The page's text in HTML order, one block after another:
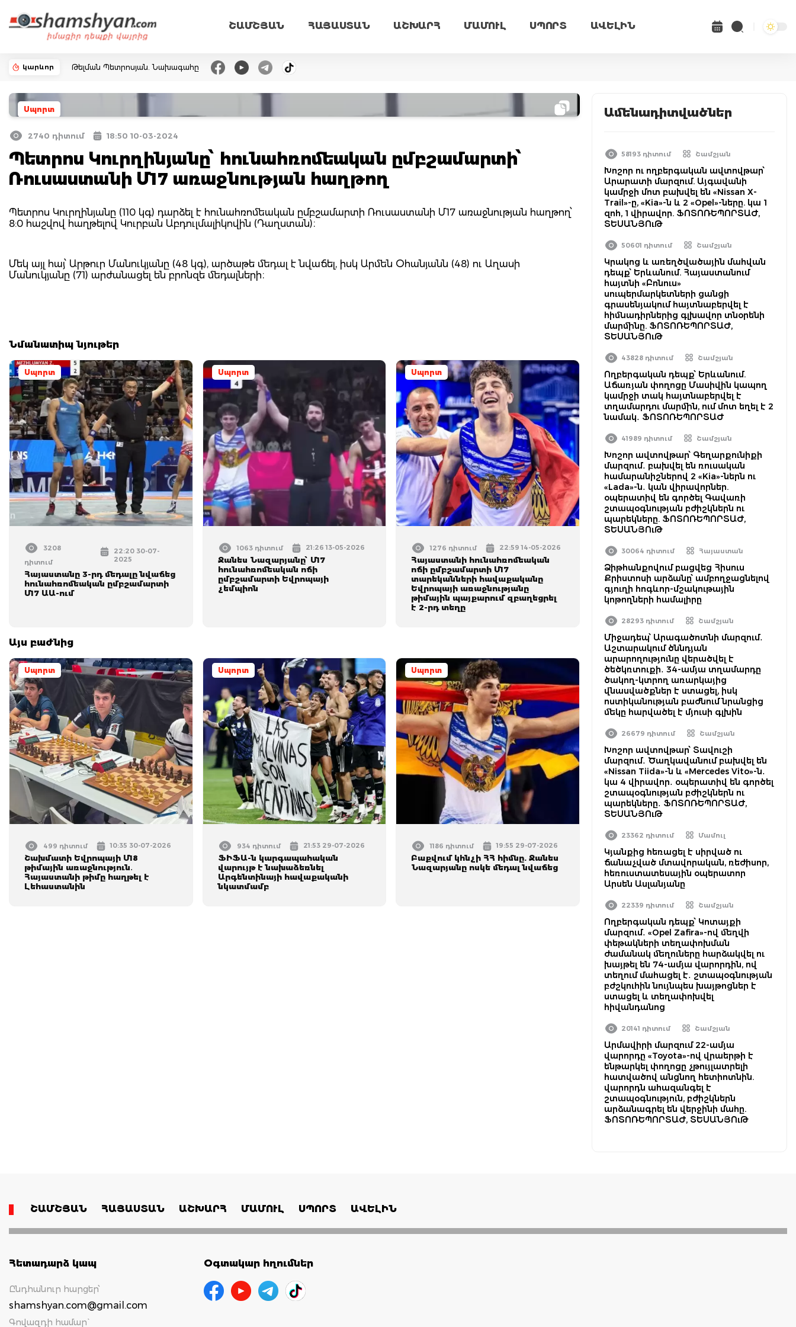
ՇԱՄՇՅԱՆ ՀԱՅԱՍՏԱՆ ԱՇԽԱՐՀ ՄԱՄՈՒԼ ՍՊՈՐՏ ԱՎԵԼԻՆ
կարևոր Թելման Պետրոսյան. Նախագահը
Սպորտ
2740 դիտում 18:50 10-03-2024
Պետրոս Կուրղինյանը՝ հունահռոմեական ըմբշամարտի՝
Ռուսաստանի Մ17 առաջնության հաղթող
Պետրոս Կուրղինյանը (110 կգ) դարձել է հունահռոմեական ըմբշամարտի Ռուսաստանի Մ17 առաջնության հաղթող՝
8:0 հաշվով հաղթելով Կուրբան Աբդուլմալիկովին (Դաղստան)։
Մեկ այլ հայ՝ Արթուր Մանուկյանը (48 կգ), արծաթե մեդալ է նվաճել, իսկ Արմեն Օհանյանն (48) ու Աղասի
Մանուկյանը (71) արժանացել են բրոնզե մեդալների։
Նմանատիպ նյութեր
Սպորտ
3208
դիտում
22:20 30-07-
2025
Հայաստանը 3-րդ մեդալը նվաճեց
հունահռոմեական ըմբշամարտի
Մ17 ԱԱ-ում
Սպորտ
1063 դիտում 21:26 13-05-2026
Ջանես Նազարյանը՝ Մ17
հունահռոմեական ոճի
ըմբշամարտի Եվրոպայի
չեմպիոն
Սպորտ
1276 դիտում 22:59 14-05-2026
Հայաստանի հունահռոմեական
ոճի ըմբշամարտի Մ17
տարեկանների հավաքականը
Եվրոպայի առաջնությանը
թիմային պայքարում զբաղեցրել
է 2-րդ տեղը
Այս բաժնից
Սպորտ
499 դիտում 10:35 30-07-2026
Շախմատի Եվրոպայի Մ18
թիմային առաջնություն․
Հայաստանի թիմը հաղթել է
Լեհաստանին
Սպորտ
934 դիտում 21:53 29-07-2026
ՖԻՖԱ-ն կարգապահական
վարույթ է նախաձեռնել
Արգենտինայի հավաքականի
նկատմամբ
Սպորտ
1186 դիտում 19:55 29-07-2026
Բաքվում կհնչի ՀՀ հիմնը. Ջանես
Նազարյանը ոսկե մեդալ նվաճեց
Ամենադիտվածներ
58193 դիտում Շամշյան
Խոշոր ու ողբերգական ավտովթար՝
Արարատի մարզում. Այգավանի
կամրջի մոտ բախվել են «Nissan X-
Trail»-ը, «Kia»-ն և 2 «Opel»-ները. կա 1
զոհ, 1 վիրավոր. ՖՈՏՈՌԵՊՈՐՏԱԺ,
ՏԵՍԱՆՅՈւԹ
50601 դիտում Շամշյան
Կրակոց և առեղծվածային մահվան
դեպք՝ Երևանում. Հայաստանում
հայտնի «Բոնուս»
սուպերմարկետների ցանցի
գրասենյակում հայտնաբերվել է
հիմնադիրներից գլխավոր տնօրենի
մարմինը. ՖՈՏՈՌԵՊՈՐՏԱԺ,
ՏԵՍԱՆՅՈւԹ
43828 դիտում Շամշյան
Ողբերգական դեպք՝ Երևանում.
Աճառյան փողոցը Մասիվին կապող
կամրջի տակ հայտնաբերվել է
տղամարդու մարմին, ում մոտ եղել է 2
նամակ․ ՖՈՏՈՌԵՊՈՐՏԱԺ
41989 դիտում Շամշյան
Խոշոր ավտովթար՝ Գեղարքունիքի
մարզում․ բախվել են ռուսական
համարանիշներով 2 «Kia»-ներն ու
«Lada»-ն․ կան վիրավորներ.
օպերատիվ են գործել Գավառի
շտապօգնության բժիշկներն ու
պարեկները. ՖՈՏՈՌԵՊՈՐՏԱԺ,
ՏԵՍԱՆՅՈւԹ
30064 դիտում Հայաստան
Ձիթհանքովում բացվեց Հիսուս
Քրիստոսի արձանը՝ ամբողջացնելով
գյուղի հոգևոր-մշակութային
կոթողների համալիրը
28293 դիտում Շամշյան
Միջադեպ՝ Արագածոտնի մարզում․
Աշտարակում ծննդյան
արարողությունը վերածվել է
ծեծկռտուքի․ 34-ամյա տղամարդը
ծակող-կտրող առարկայից
վնասվածքներ է ստացել, իսկ
ոստիկանության բաժնում նրանցից
մեկը հարվածել է մյուսի գլխին
26679 դիտում Շամշյան
Խոշոր ավտովթար՝ Տավուշի
մարզում․ Ծաղկավանում բախվել են
«Nissan Tiida»-ն և «Mercedes Vito»-ն․
կա 4 վիրավոր․ օպերատիվ են գործել
շտապօգնության բժիշկներն ու
պարեկները․ ՖՈՏՈՌԵՊՈՐՏԱԺ,
ՏԵՍԱՆՅՈւԹ
23362 դիտում Մամուլ
Կյանքից հեռացել է սիրված ու
ճանաչված մտավորական, ռեժիսոր,
հեռուստատեսային օպերատոր
Արսեն Ասլանյանը
22339 դիտում Շամշյան
Ողբերգական դեպք՝ Կոտայքի
մարզում․ «Opel Zafira»-ով մեղվի
փեթակների տեղափոխման
ժամանակ մեղուները հարձակվել ու
խայթել են 74-ամյա վարորդին, ով
տեղում մահացել է․ շտապօգնության
բժշկուհին նույնպես խայթոցներ է
ստացել և տեղափոխվել
հիվանդանոց
20141 դիտում Շամշյան
Արմավիրի մարզում 22-ամյա
վարորդը «Toyota»-ով վրաերթի է
ենթարկել փողոցը չթույլատրելի
հատվածով անցնող հետիոտնին.
վարորդն ահազանգել է
շտապօգնություն, բժիշկներն
արձանագրել են վերջինի մահը.
ՖՈՏՈՌԵՊՈՐՏԱԺ, ՏԵՍԱՆՅՈւԹ
ՇԱՄՇՅԱՆ ՀԱՅԱՍՏԱՆ ԱՇԽԱՐՀ ՄԱՄՈՒԼ ՍՊՈՐՏ ԱՎԵԼԻՆ
Հետադարձ կապ
Ընդհանուր հարցեր՝
shamshyan.com@gmail.com
Գովազդի համար`
Օգտակար հղումներ